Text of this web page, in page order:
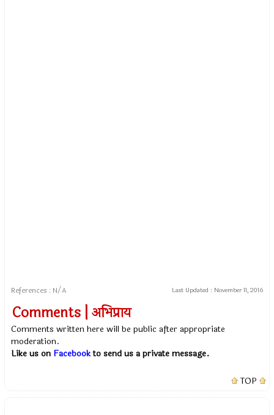
References : N/A Last Updated : November 11, 2016
Comments | अभिप्राय
Comments written here will be public after appropriate
moderation.
Like us on Facebookto send us a private message.
TOP